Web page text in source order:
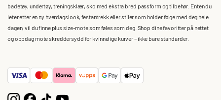
badetøy, undertøy, treningsklær, sko med ekstra bred passform og tilbehør. Enten du
leter etter en ny hverdagslook, festantrekk eller stiler som holder følge med deg hele
dagen, vil du finne plus size-mote som føles som deg. Shop dine favoritter på nettet
og oppdag mote skreddersydd for kvinnelige kurver – ikke bare standarder.